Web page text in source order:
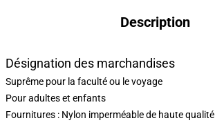
Description
Désignation des marchandises
Suprême pour la faculté ou le voyage
Pour adultes et enfants
Fournitures : Nylon imperméable de haute qualité